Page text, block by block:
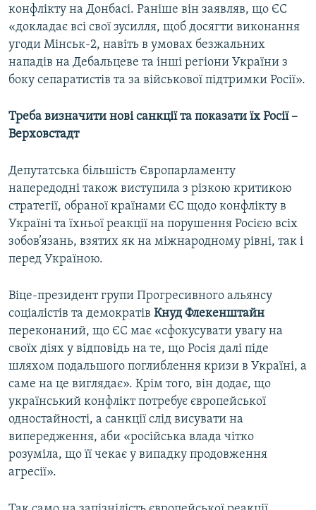
конфлікту на Донбасі. Раніше він заявляв, що ЄС
«докладає всі свої зусилля, щоб досягти виконання
угоди Мінськ-2, навіть в умовах безжальних
нападів на Дебальцеве та інші регіони України з
боку сепаратистів та за військової підтримки Росії».
Треба визначити нові санкції та показати їх Росії –
Верховстадт
Депутатська більшість Європарламенту
напередодні також виступила з різкою критикою
стратегії, обраної країнами ЄС щодо конфлікту в
Україні та їхньої реакції на порушення Росією всіх
зобов’язань, взятих як на міжнародному рівні, так і
перед Україною.
Віце-президент групи Прогресивного альянсу
соціалістів та демократів Кнуд Флекенштайн
переконаний, що ЄС має «сфокусувати увагу на
своїх діях у відповідь на те, що Росія далі піде
шляхом подальшого поглиблення кризи в Україні, а
саме на це виглядає». Крім того, він додає, що
український конфлікт потребує європейської
одностайності, а санкції слід висувати на
випередження, аби «російська влада чітко
розуміла, що її чекає у випадку продовження
агресії».